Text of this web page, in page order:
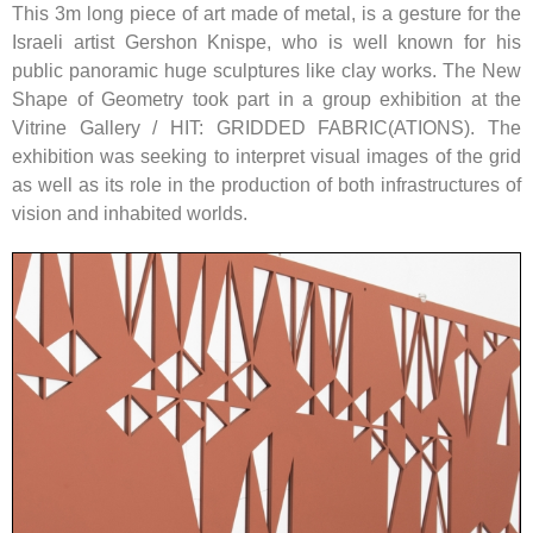
This 3m long piece of art made of metal, is a gesture for the
Israeli artist Gershon Knispe, who is well known for his
public panoramic huge sculptures like clay works. The New
Shape of Geometry took part in a group exhibition at the
Vitrine Gallery / HIT: GRIDDED FABRIC(ATIONS). The
exhibition was seeking to interpret visual images of the grid
as well as its role in the production of both infrastructures of
vision and inhabited worlds.